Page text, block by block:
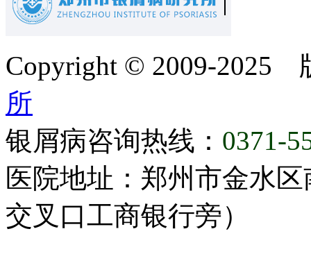
Copyright © 2009-2025
所
银屑病咨询热线： 0371-
医院地址：郑州市金水
交叉口工商银行旁）